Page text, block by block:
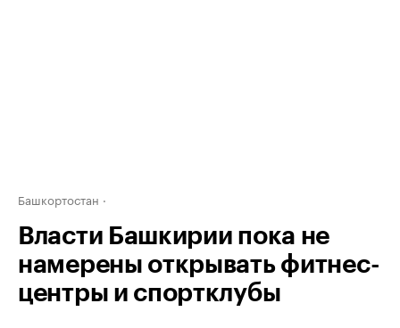
Башкортостан
Власти Башкирии пока не
намерены открывать фитнес-
центры и спортклубы